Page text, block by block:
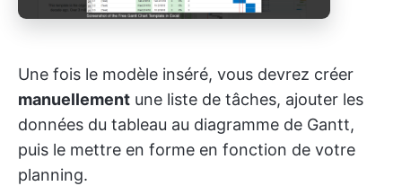
Une fois le modèle inséré, vous devrez créer
manuellement une liste de tâches, ajouter les
données du tableau au diagramme de Gantt,
puis le mettre en forme en fonction de votre
planning.